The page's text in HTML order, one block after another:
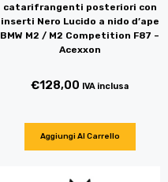
catarifrangenti posteriori con
inserti Nero Lucido a nido d’ape
BMW M2 / M2 Competition F87 –
Acexxon
€128,00 IVA inclusa
Aggiungi Al Carrello